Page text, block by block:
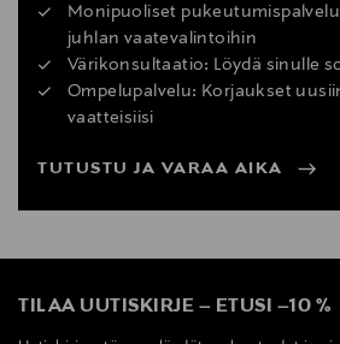
Monipuoliset
juhlan vaatevalintoihin
Värikonsultaatio: Löydä sinulle
Ompelupalvelu: Korjaukset
vaatteisiisi
TUTUSTU JA VARAA AIKA
TILAA UUTISKIRJE – ETUSI –10 %